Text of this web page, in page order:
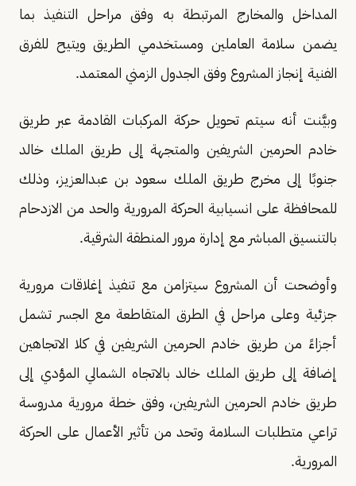
المداخل والمخارج المرتبطة به وفق مراحل التنفيذ بما
يضمن سلامة العاملين ومستخدمي الطريق ويتيح للفرق
الفنية إنجاز المشروع وفق الجدول الزمني المعتمد.
وبيَّنت أنه سيتم تحويل حركة المركبات القادمة عبر طريق
خادم الحرمين الشريفين والمتجهة إلى طريق الملك خالد
جنوبًا إلى مخرج طريق الملك سعود بن عبدالعزيز، وذلك
للمحافظة على انسيابية الحركة المرورية والحد من الازدحام
بالتنسيق المباشر مع إدارة مرور المنطقة الشرقية.
وأوضحت أن المشروع سيتزامن مع تنفيذ إغلاقات مرورية
جزئية وعلى مراحل في الطرق المتقاطعة مع الجسر تشمل
أجزاءً من طريق خادم الحرمين الشريفين في كلا الاتجاهين
إضافة إلى طريق الملك خالد بالاتجاه الشمالي المؤدي إلى
طريق خادم الحرمين الشريفين، وفق خطة مرورية مدروسة
تراعي متطلبات السلامة وتحد من تأثير الأعمال على الحركة
المرورية.